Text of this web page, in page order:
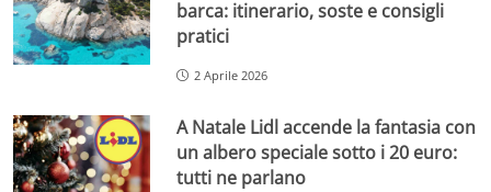
barca: itinerario, soste e consigli
pratici
2 Aprile 2026
A Natale Lidl accende la fantasia con
un albero speciale sotto i 20 euro:
tutti ne parlano